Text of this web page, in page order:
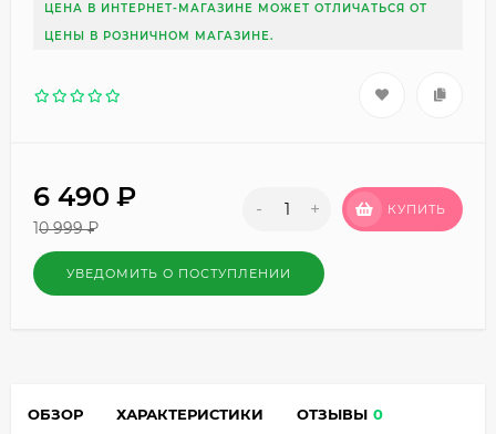
ЦЕНА В ИНТЕРНЕТ-МАГАЗИНЕ МОЖЕТ ОТЛИЧАТЬСЯ ОТ
ЦЕНЫ В РОЗНИЧНОМ МАГАЗИНЕ.
6 490 ₽
10 999 ₽
- + КУПИТЬ
УВЕДОМИТЬ О ПОСТУПЛЕНИИ
ОБЗОР ХАРАКТЕРИСТИКИ ОТЗЫВЫ 0